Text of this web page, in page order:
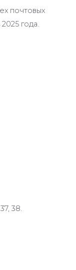
почтовых
года.
38.